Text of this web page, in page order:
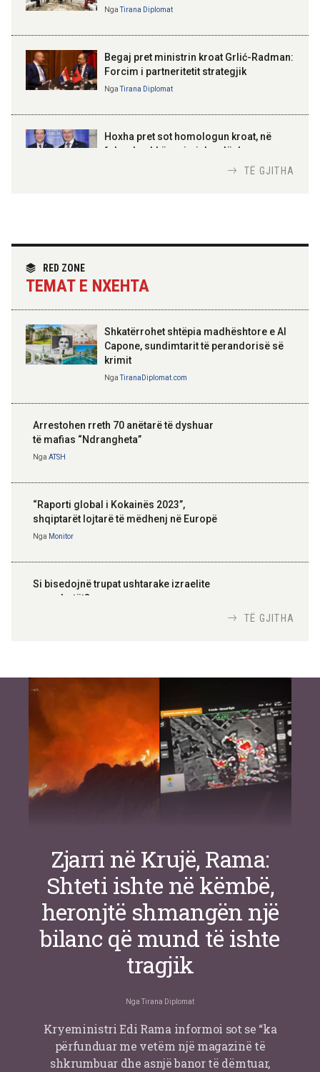
Kosovë!
100-vjetori i themelimit të
Urdhrit të Skënderbeut
NgaTirana Diplomat
Begaj pret ministrin kroat Grlić-Radman:
Forcim i partneritetit strategjik
NgaTirana Diplomat
Hoxha pret sot homologun kroat, në
fokus bashkëpunimi dypalësh
partneritetit strategjik
TË GJITHA
RED ZONE
TEMAT E NXEHTA
Shkatërrohet shtëpia madhështore e Al
Capone, sundimtarit të perandorisë së
krimit
NgaTiranaDiplomat.com
Arrestohen rreth 70 anëtarë të dyshuar
të mafias “Ndrangheta”
Nga ATSH
“Raporti global i Kokainës 2023”,
shqiptarët lojtarë të mëdhenj në Europë
Nga Monitor
Si bisedojnë trupat ushtarake izraelite
me robotët?
inteligjente izraelite
TË GJITHA
Zjarri në Krujë, Rama:
Shteti ishte në këmbë,
heronjtë shmangën një
bilanc që mund të ishte
tragjik
Nga Tirana Diplomat
Kryeministri Edi Rama informoi sot se “ka
përfunduar me vetëm një magazinë të
shkrumbuar dhe asnjë banor të dëmtuar,